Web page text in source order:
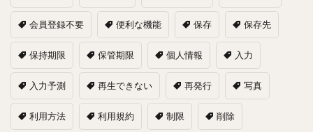
会員登録不要 便利な機能 保存 保存先
保持期限 保管期限 個人情報 入力
入力予測 再生できない 再発行 写真
利用方法 利用規約 制限 削除